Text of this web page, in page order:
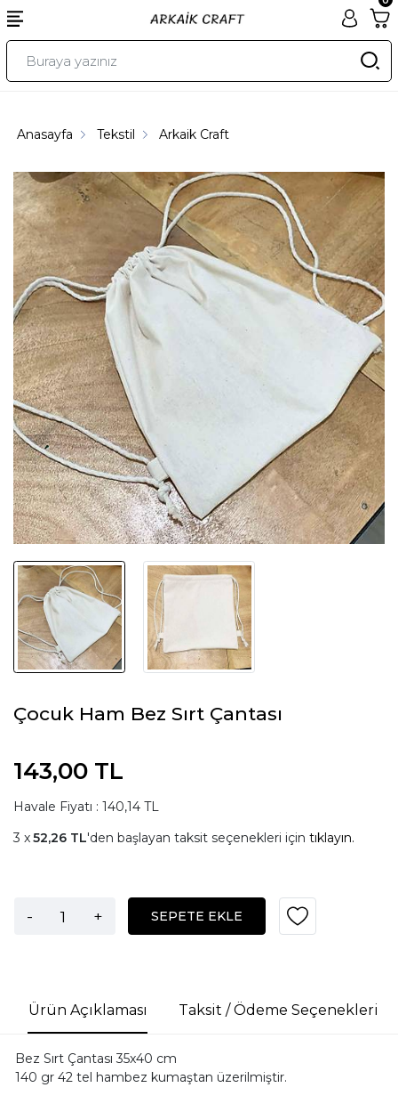
Anasayfa Tekstil Arkaik Craft
Çocuk Ham Bez Sırt Çantası
143,00 TL
Havale Fiyatı : 140,14 TL
52,26 TL'den başlayan taksit seçenekleri için tıklayın.
- + SEPETE EKLE
Ürün Açıklaması Taksit / Ödeme Seçenekleri
Bez Sırt Çantası 35x40 cm
140 gr 42 tel hambez kumaştan üzerilmiştir.